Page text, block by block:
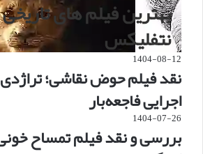
بهترین فیلم های تاریخی
نتفلیکس
1404-08-12
نقد فیلم حوض نقاشی؛
اجرایی فاجعه‌بار
1404-07-26
بررسی و نقد فیلم تمساح